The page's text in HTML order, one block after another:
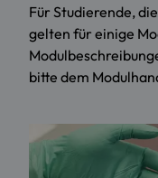
Für Studierende,
gelten für einige
bitte dem